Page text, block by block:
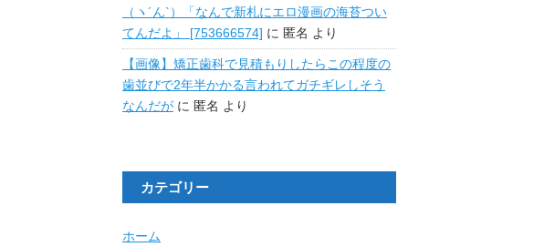
（ヽ´ん`）「なんで新札にエロ漫画の海苔つい
てんだよ」 [753666574] に 匿名 より
【画像】矯正歯科で見積もりしたらこの程度の
歯並びで2年半かかる言われてガチギレしそう
なんだが に 匿名 より
カテゴリー
ホーム